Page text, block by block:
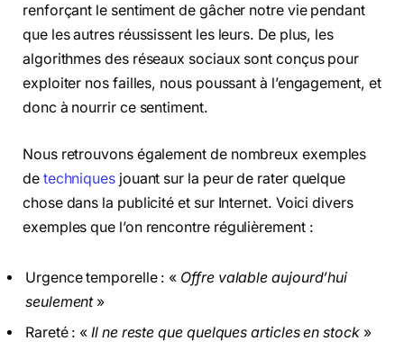
renforçant le sentiment de gâcher notre vie pendant
que les autres réussissent les leurs. De plus, les
algorithmes des réseaux sociaux sont conçus pour
exploiter nos failles, nous poussant à l’engagement, et
donc à nourrir ce sentiment.
Nous retrouvons également de nombreux exemples
de techniquesjouant sur la peur de rater quelque
chose dans la publicité et sur Internet. Voici divers
exemples que l’on rencontre régulièrement :
Urgence temporelle : « Offre valable aujourd’hui
seulement»
Rareté : « Il ne reste que quelques articles en stock»